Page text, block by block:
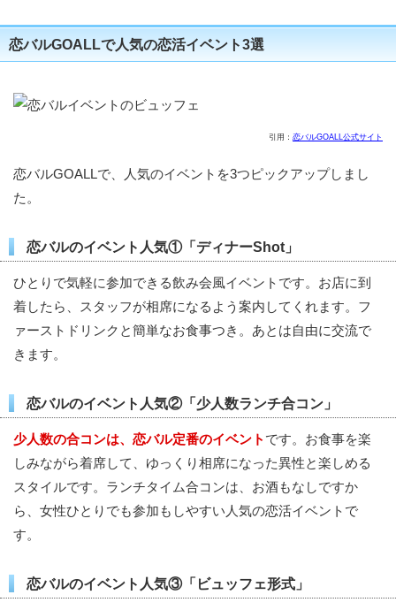
恋バルGOALLで人気の恋活イベント3選
引用： 恋バルGOALL公式サイト
恋バルGOALLで、人気のイベントを3つピックアップしまし
た。
恋バルのイベント人気①「ディナーShot」
ひとりで気軽に参加できる飲み会風イベントです。お店に到
着したら、スタッフが相席になるよう案内してくれます。フ
ァーストドリンクと簡単なお食事つき。あとは自由に交流で
きます。
恋バルのイベント人気②「少人数ランチ合コン」
少人数の合コンは、恋バル定番のイベント です。お食事を楽
しみながら着席して、ゆっくり相席になった異性と楽しめる
スタイルです。ランチタイム合コンは、お酒もなしですか
ら、女性ひとりでも参加もしやすい人気の恋活イベントで
す。
恋バルのイベント人気③「ビュッフェ形式」